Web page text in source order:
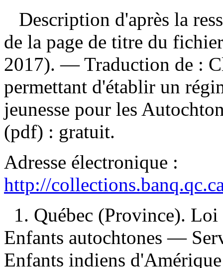
Description d'après la
de la page de titre du
2017). —Traduction de :
permettant d'établir un
jeunesse pour les
(pdf) : gratuit.
Adresse électronique :
http://
1. Québec (Province).
Enfants autochtones —
Enfants indiens